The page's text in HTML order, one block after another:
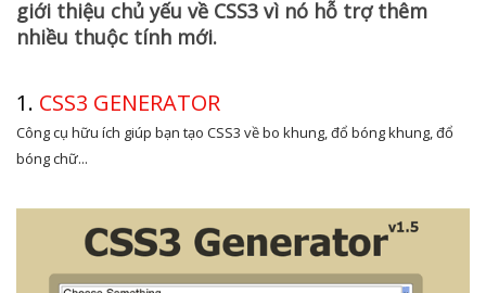
giới thiệu chủ yếu về CSS3 vì nó hỗ trợ thêm
nhiều thuộc tính mới.
1. CSS3 GENERATOR
Công cụ hữu ích giúp bạn tạo CSS3 về bo khung, đổ bóng khung, đổ
bóng chữ...